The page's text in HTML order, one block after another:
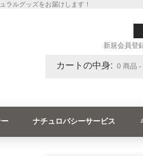
ラルグッズをお届けします！
新規会員登
カートの中身: 0 商品 -
ナチュロパシーサービス